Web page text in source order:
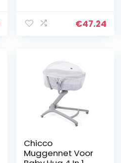
Mini 2
€47.24
Chicco
Muggennet Voor